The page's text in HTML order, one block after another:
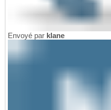
Envoyé par klane